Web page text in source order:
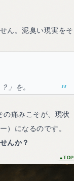
ん。泥臭い現実をそ
」を。
の痛みこそが、現状
）になるのです。
んか？
▲TOP